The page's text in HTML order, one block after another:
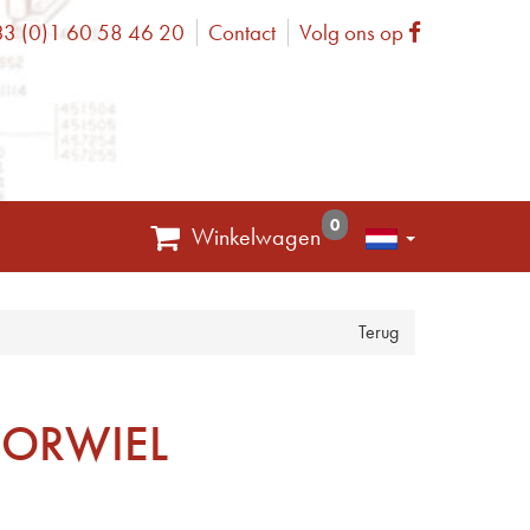
(0)1 60 58 46 20 Contact Volg ons op Facebook
Winkelwagen 0
Terug